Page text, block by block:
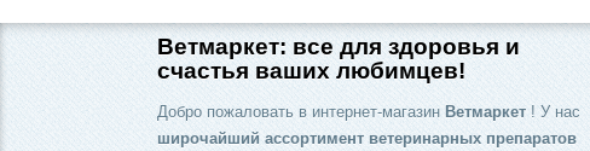
Ветмаркет: все для здоровья и
счастья ваших любимцев!
Добро пожаловать в интернет-магазин Ветмаркет ! У нас
широчайший ассортимент ветеринарных препаратов